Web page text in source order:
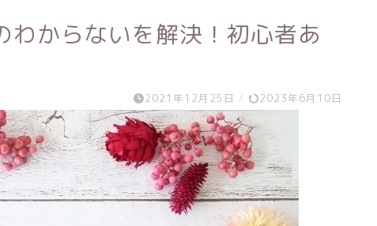
わからないを解決！初心者あ
2021年12月25日 / 2023年6月10日